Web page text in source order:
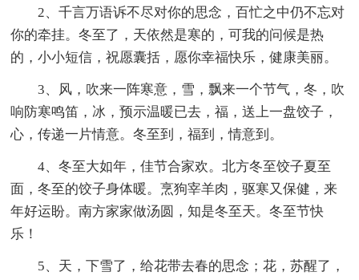
2、千言万语诉不尽对你的思念，百忙之中仍不忘对
你的牵挂。冬至了，天依然是寒的，可我的问候是热
的，小小短信，祝愿囊括，愿你幸福快乐，健康美丽。
3、风，吹来一阵寒意，雪，飘来一个节气，冬，吹
响防寒鸣笛，冰，预示温暖已去，福，送上一盘饺子，
心，传递一片情意。冬至到，福到，情意到。
4、冬至大如年，佳节合家欢。北方冬至饺子夏至
面，冬至的饺子身体暖。烹狗宰羊肉，驱寒又保健，来
年好运盼。南方家家做汤圆，知是冬至天。冬至节快
乐！
5、天，下雪了，给花带去春的思念；花，苏醒了，